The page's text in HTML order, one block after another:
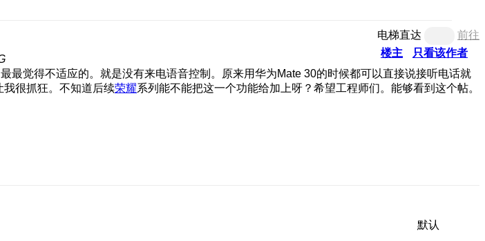
电梯直达
前往
楼主
只看该作者
觉得不适应的。就是没有来电语音控制。原来用华为Mate 30的时候都可以直接说接听电话就
很抓狂。不知道后续荣耀系列能不能把这一个功能给加上呀？希望工程师们。能够看到这个帖。
默认